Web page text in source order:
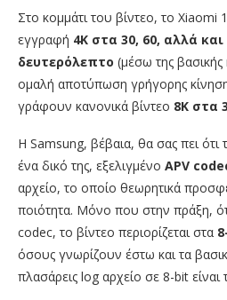
Στο κομμάτι του βίντεο, το
εγγραφή 4K στα 30, 60, αλλά
δευτερόλεπτο (μέσω της βασικής
ομαλή αποτύπωση γρήγορης
γράφουν κανονικά βίντεο 8K στα
Η Samsung, βέβαια, θα σας πει ότι
ένα δικό της, εξελιγμένο APV
αρχείο, το οποίο θεωρητικά
ποιότητα. Μόνο που στην πράξη,
codec, το βίντεο περιορίζεται στα
όσους γνωρίζουν έστω και τα
πλασάρεις log αρχείο σε 8-bit είναι